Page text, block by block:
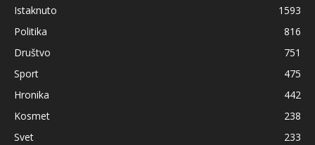
Istaknuto
1593
Politika
816
Društvo
751
Sport
475
Hronika
442
Kosmet
238
Svet
233